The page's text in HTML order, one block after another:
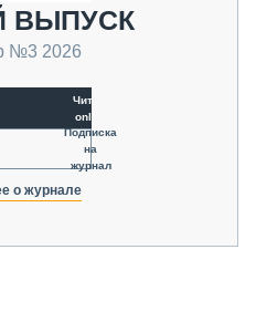
ВЫПУСК
№3 2026
Читать
online
Подписка
на
журнал
о журнале